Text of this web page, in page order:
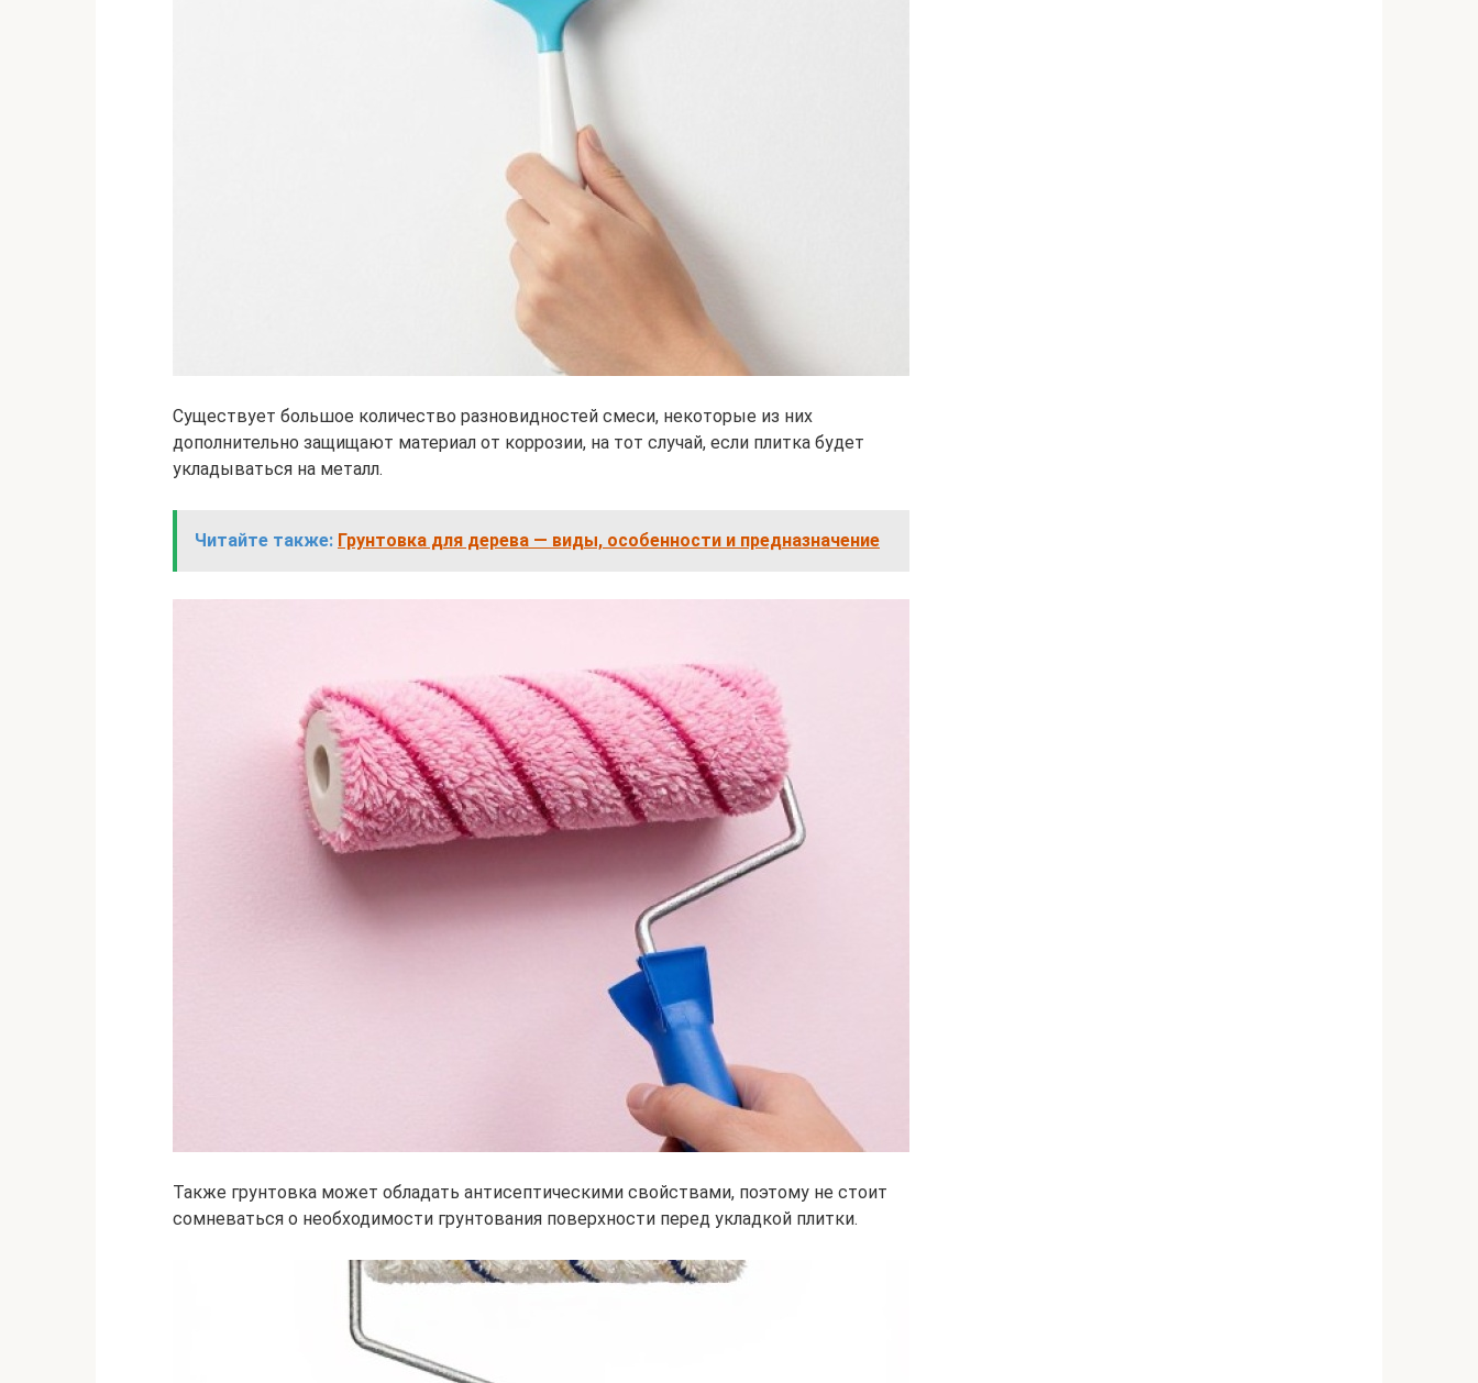
Существует большое количество разновидностей смеси, некоторые из них
дополнительно защищают материал от коррозии, на тот случай, если плитка будет
укладываться на металл.
Читайте также: Грунтовка для дерева — виды, особенности и предназначение
Также грунтовка может обладать антисептическими свойствами, поэтому не стоит
сомневаться о необходимости грунтования поверхности перед укладкой плитки.